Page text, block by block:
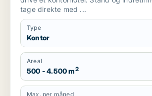
tage direkte med ...
Type
Kontor
Areal
500 - 4.500 m2
Max. per måned